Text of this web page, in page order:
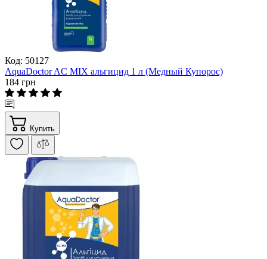
Код: 50127
AquaDoctor AС MIX альгицид 1 л (Медный Купорос)
184 грн
Купить